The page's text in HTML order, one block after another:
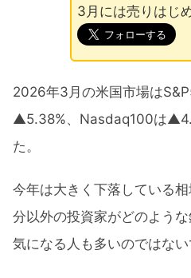
3月には売りはじ
2026年3月の米国市場は
▲5.38%、Nasdaq100は
た。
今年は大きく下落している
分以外の投資家がどのよう
気になる人も多いのではない